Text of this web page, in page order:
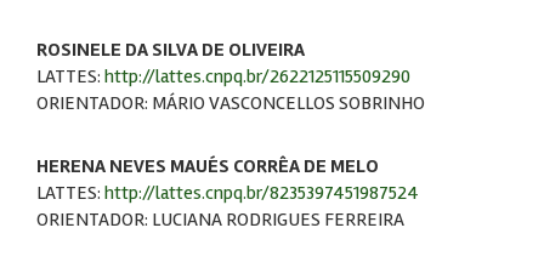
ROSINELE DA SILVA DE OLIVEIRA
LATTES: http://lattes.cnpq.br/2622125115509290
ORIENTADOR: MÁRIO VASCONCELLOS SOBRINHO
HERENA NEVES MAUÉS CORRÊA DE MELO
LATTES: http://lattes.cnpq.br/8235397451987524
ORIENTADOR: LUCIANA RODRIGUES FERREIRA